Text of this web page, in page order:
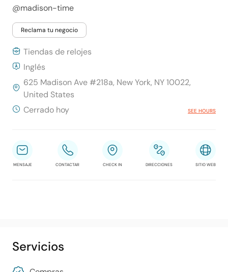
@madison-time
Reclama tu negocio
Tiendas de relojes
Inglés
625 Madison Ave #218a, New York, NY 10022,
United States
Cerrado hoy
SEE HOURS
MENSAJE CONTACTAR CHECK IN DIRECCIONES SITIO WEB
Servicios